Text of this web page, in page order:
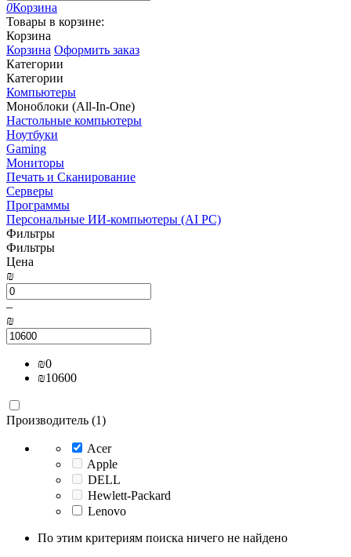
0Корзина
Товары в корзине:
Корзина
Корзина Оформить заказ
Категории
Категории
Компьютеры
Моноблоки (All-In-One)
Настольные компьютеры
Ноутбуки
Gaming
Мониторы
Печать и Сканирование
Серверы
Программы
Персональные ИИ-компьютеры (AI PC)
Фильтры
Фильтры
Цена
₪
–
₪
₪0
₪10600
Производитель (1)
Acer
Apple
DELL
Hewlett-Packard
Lenovo
По этим критериям поиска ничего не найдено